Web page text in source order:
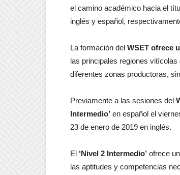
el camino académico hacia el
inglés y español,
La formación del WSET ofrece
las principales regiones
diferentes zonas productoras,
Previamente a las sesiones del
Intermedio’ en español el
23 de enero de 2019 en inglés.
El ‘Nivel 2 Intermedio’ ofrece
las aptitudes y competencias